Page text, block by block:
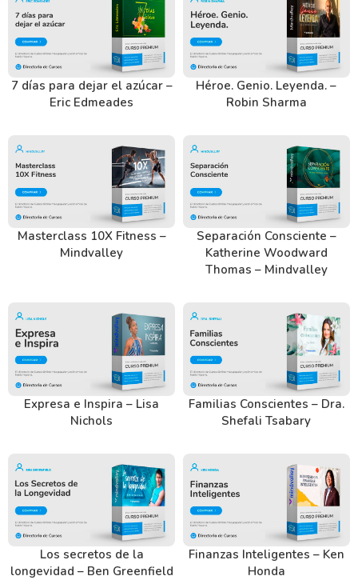
7 días para dejar el azúcar –
Eric Edmeades
Héroe. Genio. Leyenda. –
Robin Sharma
Masterclass 10X Fitness –
Mindvalley
Separación Consciente –
Katherine Woodward
Thomas – Mindvalley
Expresa e Inspira – Lisa
Nichols
Familias Conscientes – Dra.
Shefali Tsabary
Los secretos de la
longevidad – Ben Greenfield
Finanzas Inteligentes – Ken
Honda